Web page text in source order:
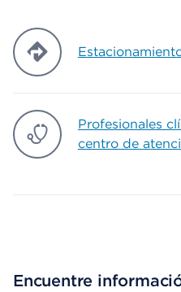
Profesionales
centro de
Encuentre